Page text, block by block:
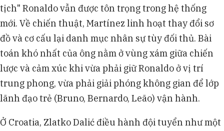
tịch" Ronaldo vẫn được tôn trọng trong hệ thống
mới. Về chiến thuật, Martínez linh hoạt thay đổi sơ
đồ và cơ cấu lại danh mục nhân sự tùy đối thủ. Bài
toán khó nhất của ông nằm ở vùng xám giữa chiến
lược và cảm xúc khi vừa phải giữ Ronaldo ở vị trí
trung phong, vừa phải giải phóng không gian để lớp
lãnh đạo trẻ (Bruno, Bernardo, Leão) vận hành.
Ở Croatia, Zlatko Dalić điều hành đội tuyển như một